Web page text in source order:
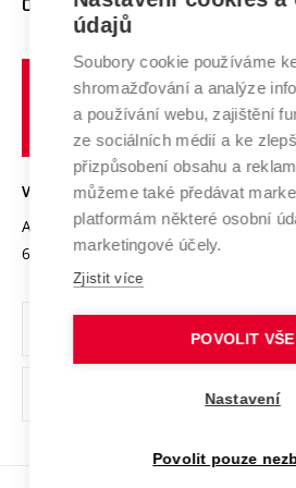
E-přihláška
Doktorské studium
Podpora podnikání
Systém zajišťování kvality výzkumu
Výzkumné infrastruktury
Transfer znalostí
Open Science
Projekty
Projekty ze strukturálních fondů
Specifický výzkum
Zahraniční spolupráce
Spolupráce se školami
Služby univerzity
Mezinárodní dohody
Univerzitní sítě
O UNIVERZITĚ
Profil univerzity
Udržitelná univerzita
Podnikavá univerzita / ContriBUTe
Bezpečná univerzita
Vyznamenání
Organizační struktura
Ochrana osobních údajů
odkaz)
VYSOKÉ UČENÍ TECHNICKÉ V BRNĚ
Antonínská 548/1
602 00 Brno
www.vut.cz
vut@vutbr.cz
údajů
Soubory cookie používáme
shromažďování a analýze
a používání webu, zajištění
ze sociálních médií a ke
přizpůsobení obsahu a
můžeme také předávat
platformám některé osobní
marketingové účely.
Zjistit více
POVOLIT VŠE
Nastavení
Povolit pouze